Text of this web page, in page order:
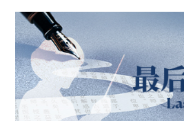
公告
政府采购项目（0747-
果公告
07-24 / 2026